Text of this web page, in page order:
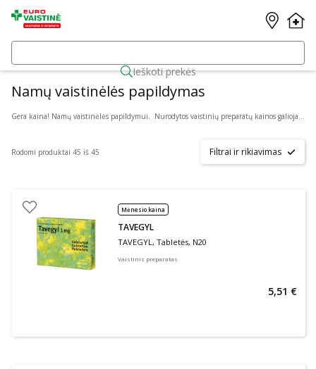
Ieškoti prekės
Namų vaistinėlės papildymas
Gera kaina! Namų vaistinėlės papildymui. Nurodytos vaistinių preparatų kainos galioja visiems. Kiti pasiūlymai galioja 2026 08 04 - 08 31 www.eurovaistine.lt klubo nariams ir fizinėse vaistinėse su EUROVAISTINĖS lojalumo kortele. Taikoma prekėms pagal administracijos patvirtintą sąrašą nuo įprastinės kainos, kurios internete gali skirtis nuo prekių kainų fizinėse vaistinėse. Prekių skaičius ribotas. Maisto papildai. Įmonė pasilieka teisę bet kada keisti akcijų sąlygas.
Rodomi produktai 45 iš 45 Filtrai ir rikiavimas
Mėnesio kaina
TAVEGYL
TAVEGYL, Tabletės, N20
Vaistinis preparatas
5,51 €